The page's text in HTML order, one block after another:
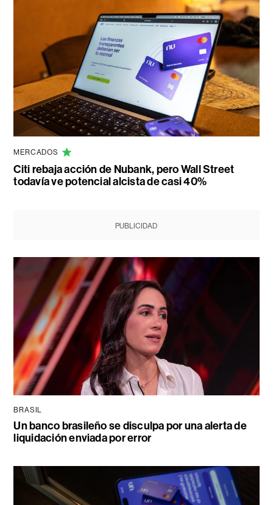
MERCADOS
Citi rebaja acción de Nubank, pero Wall Street
todavía ve potencial alcista de casi 40%
PUBLICIDAD
BRASIL
Un banco brasileño se disculpa por una alerta de
liquidación enviada por error